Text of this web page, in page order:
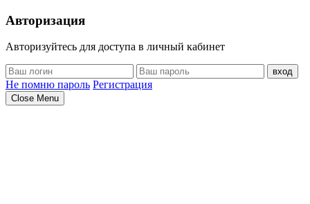
Авторизация
Авторизуйтесь для доступа в личный кабинет
вход
Не помню пароль Регистрация
Close Menu